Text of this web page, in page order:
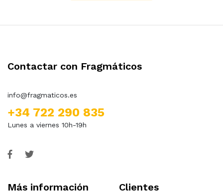
Contactar con Fragmáticos
info@fragmaticos.es
+34 722 290 835
Lunes a viernes 10h-19h
Más información Clientes